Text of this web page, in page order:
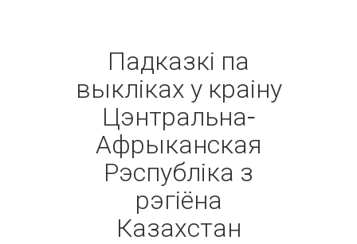
Падказкі па
выкліках у краіну
Цэнтральна-
Афрыканская
Рэспубліка з
рэгіёна
Казахстан